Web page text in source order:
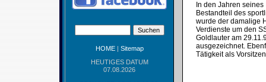
HOME| Sitemap
HEUTIGES DATUM
07.08.2026
In den Jahren
Bestandteil des
wurde der damalige
Verdienste um den
Goldlauter am
ausgezeichnet.
Tätigkeit als